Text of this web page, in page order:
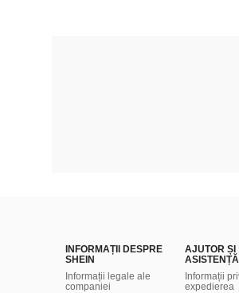
INFORMAȚII DESPRE
SHEIN
Informații legale ale
companiei
AJUTOR ȘI
ASISTENȚĂ
Informații
expedierea